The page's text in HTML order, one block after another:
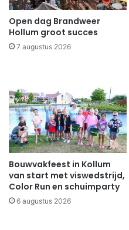
Open dag Brandweer
Hollum groot succes
7 augustus 2026
Bouwvakfeest in Kollum
van start met viswedstrijd,
Color Run en schuimparty
6 augustus 2026